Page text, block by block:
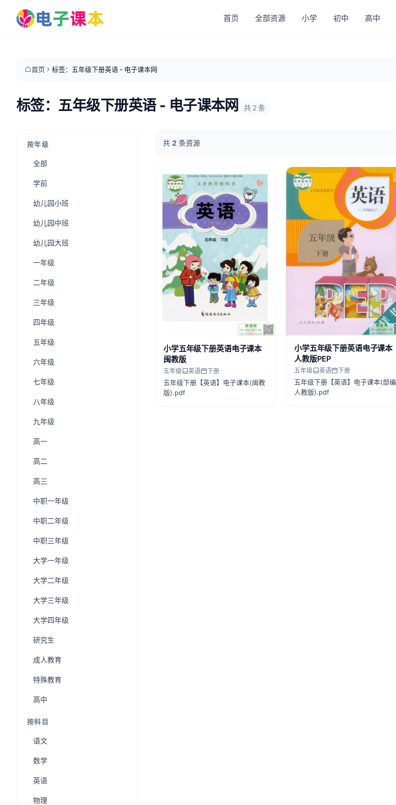
首页 全部资源 小学 初中 高中
首页 标签：五年级下册英语 - 电子课本网
标签：五年级下册英语 - 电子课本网 共 2 条
按年级
全部
学前
幼儿园小班
幼儿园中班
幼儿园大班
一年级
二年级
三年级
四年级
五年级
六年级
七年级
八年级
九年级
高一
高二
高三
中职一年级
中职二年级
中职三年级
大学一年级
大学二年级
大学三年级
大学四年级
研究生
成人教育
特殊教育
高中
按科目
语文
数学
英语
物理
共 2 条资源
小学五年级下册英语电子课本
闽教版
五年级 英语 下册
五年级下册【英语】电子课本(闽教
版).pdf
小学五年级下册英语电子课本
人教版PEP
五年级 英语 下册
五年级下册【英语】电子课本(部编
人教版).pdf